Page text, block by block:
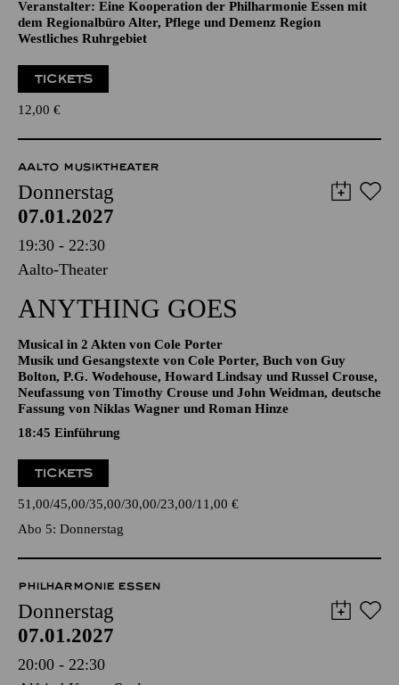
TICKETS
AALTO MUSIKTHEATER
Donnerstag
07.01.2027
19:30 - 22:30
Aalto-Theater
ANYTHING GOES
Musik und Gesangstexte von Cole Porter, Buch von Guy
Neufassung von Timothy Crouse und John Weidman, deutsche
Fassung von Niklas Wagner und Roman Hinze
18:45 Einführung
Abo 5: Donnerstag
PHILHARMONIE ESSEN
Donnerstag
07.01.2027
20:00 - 22:30
Alfried Krupp Saal
ZUCCHINI SISTAZ UND